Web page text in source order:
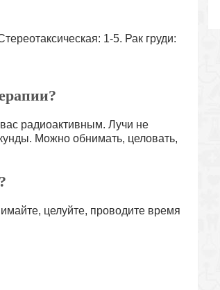
1-5. Рак груди:
радиоактивным. Лучи не
Можно обнимать, целовать,
целуйте, проводите время